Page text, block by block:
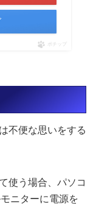
ポチップ
不便な思いをする
使う場合、パソコ
ニターに電源を